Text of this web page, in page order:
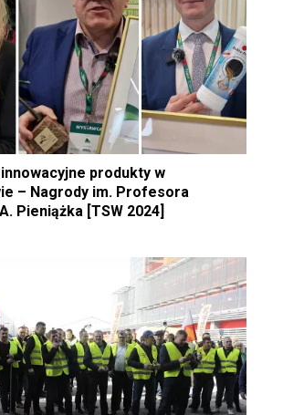
produkty w
– Nagrody im. Profesora
Pieniążka [TSW 2024]